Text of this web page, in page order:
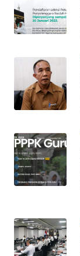
KARO
WN
WN
LABUHANBATU
TAPANULI
TENGAH
WN DELI
WN
TEBING
TINGGI